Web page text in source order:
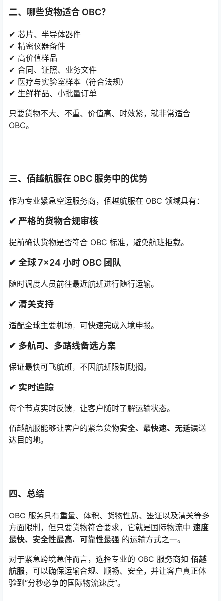
二、哪些货物适合 OBC？
✔ 芯片、半导体器件
✔ 精密仪器备件
✔ 高价值样品
✔ 合同、证照、业务文件
✔ 医疗与实验室样本（符合法规）
✔ 生鲜样品、小批量订单
只要货物不大、不重、价值高、时效紧，就非常适合
OBC。
三、佰越航服在 OBC 服务中的优势
作为专业紧急空运服务商，佰越航服在 OBC 领域具有：
✔ 严格的货物合规审核
提前确认货物是否符合 OBC 标准，避免航班拒载。
✔ 全球 7×24 小时 OBC 团队
随时调度人员前往最近航班进行随行运输。
✔ 清关支持
适配全球主要机场，可快速完成入境申报。
✔ 多航司、多路线备选方案
保证最快可飞航班，不因航班限制耽搁。
✔ 实时追踪
每个节点实时反馈，让客户随时了解运输状态。
佰越航服能够让客户的紧急货物安全、最快速、无延误送
达目的地。
四、总结
OBC 服务具有重量、体积、货物性质、签证以及清关等多
方面限制，但只要货物符合要求，它就是国际物流中 速度
最快、安全性最高、可靠性最强 的运输方式之一。
对于紧急跨境急件而言，选择专业的 OBC 服务商如 佰越
航服，可以确保运输合规、顺畅、安全，并让客户真正体
验到“分秒必争的国际物流速度”。